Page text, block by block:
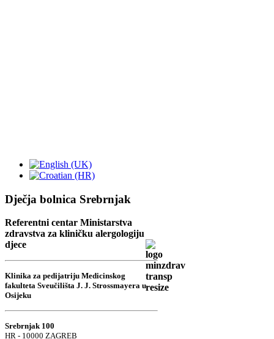
Dječja bolnica Srebrnjak
Referentni centar Ministarstva
zdravstva za kliničku alergologiju
djece
Klinika za pedijatriju Medicinskog
fakulteta Sveučilišta J. J. Strossmayera u
Osijeku
Srebrnjak 100
HR - 10000 ZAGREB